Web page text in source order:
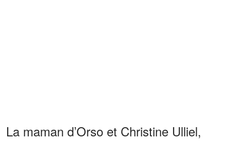
La maman d’Orso et Christine Ulliel,